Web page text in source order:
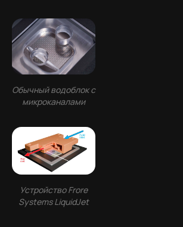
Обычный водоблок с
микроканалами
Устройство Frore
Systems LiquidJet